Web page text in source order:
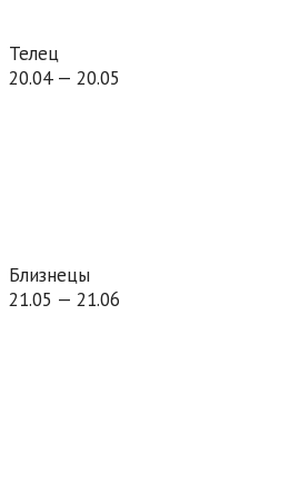
Телец
20.04 — 20.05
Близнецы
21.05 — 21.06